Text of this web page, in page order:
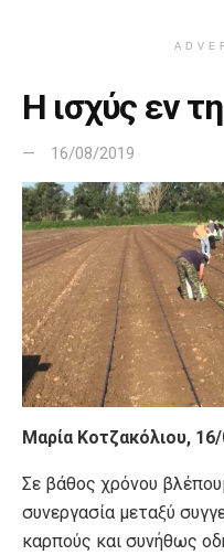
Η ισχύς εν
16/08/2019
Μαρία Κοτζακόλιου,
Σε βάθος χρόνου
συνεργασία μεταξύ
καρπούς και συνήθως